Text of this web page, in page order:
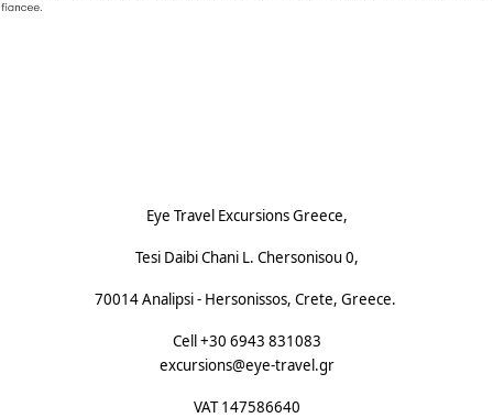
Eye Travel Excursions Greece,
Tesi Daibi Chani L. Chersonisou 0,
70014 Analipsi - Hersonissos, Crete, Greece.
Cell +30 6943 831083
excursions@eye-travel.gr
VAT 147586640